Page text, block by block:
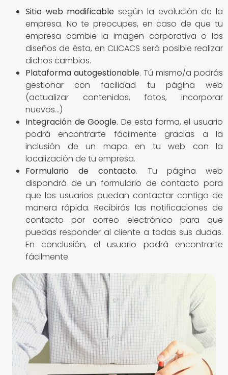
Sitio web modificable según la evolución de la
empresa. No te preocupes, en caso de que tu
empresa cambie la imagen corporativa o los
diseños de ésta, en CLICACS será posible realizar
dichos cambios.
Plataforma autogestionable. Tú mismo/a podrás
gestionar con facilidad tu página web
(actualizar contenidos, fotos, incorporar
nuevos…)
Integración de Google. De esta forma, el usuario
podrá encontrarte fácilmente gracias a la
inclusión de un mapa en tu web con la
localización de tu empresa.
Formulario de contacto. Tu página web
dispondrá de un formulario de contacto para
que los usuarios puedan contactar contigo de
manera rápida. Recibirás las notificaciones de
contacto por correo electrónico para que
puedas responder al cliente a todas sus dudas.
En conclusión, el usuario podrá encontrarte
fácilmente.